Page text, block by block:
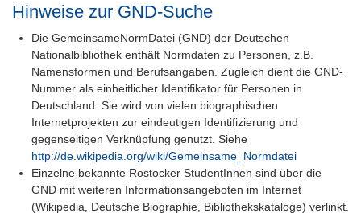
Hinweise zur GND-Suche
Die GemeinsameNormDatei (GND) der Deutschen
Nationalbibliothek enthält Normdaten zu Personen, z.B.
Namensformen und Berufsangaben. Zugleich dient die GND-
Nummer als einheitlicher Identifikator für Personen in
Deutschland. Sie wird von vielen biographischen
Internetprojekten zur eindeutigen Identifizierung und
gegenseitigen Verknüpfung genutzt. Siehe
http://de.wikipedia.org/wiki/Gemeinsame_Normdatei
Einzelne bekannte Rostocker StudentInnen sind über die
GND mit weiteren Informationsangeboten im Internet
(Wikipedia, Deutsche Biographie, Bibliothekskataloge) verlinkt.